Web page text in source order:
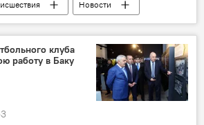
Новости
Уголовное дело
Муж
до самоубийства
Азербайджан
клуба
работу в Баку